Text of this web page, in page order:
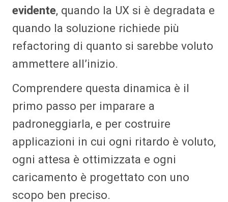
evidente, quando la UX si è degradata e
quando la soluzione richiede più
refactoring di quanto si sarebbe voluto
ammettere all’inizio.
Comprendere questa dinamica è il
primo passo per imparare a
padroneggiarla, e per costruire
applicazioni in cui ogni ritardo è voluto,
ogni attesa è ottimizzata e ogni
caricamento è progettato con uno
scopo ben preciso.